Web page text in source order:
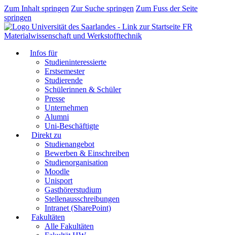
Zum Inhalt springen Zur Suche springen Zum Fuss der Seite
springen
FR
Materialwissenschaft und Werkstofftechnik
Infos für
Studieninteressierte
Erstsemester
Studierende
Schülerinnen & Schüler
Presse
Unternehmen
Alumni
Uni-Beschäftigte
Direkt zu
Studienangebot
Bewerben & Einschreiben
Studienorganisation
Moodle
Unisport
Gasthörerstudium
Stellenausschreibungen
Intranet (SharePoint)
Fakultäten
Alle Fakultäten